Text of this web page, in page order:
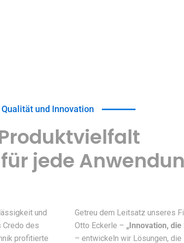
und Innovation
jede
und
Credo des
profitierte
Getreu dem Leitsatz unseres
Otto Eckerle – „Innovation,
– entwickeln wir Lösungen, die